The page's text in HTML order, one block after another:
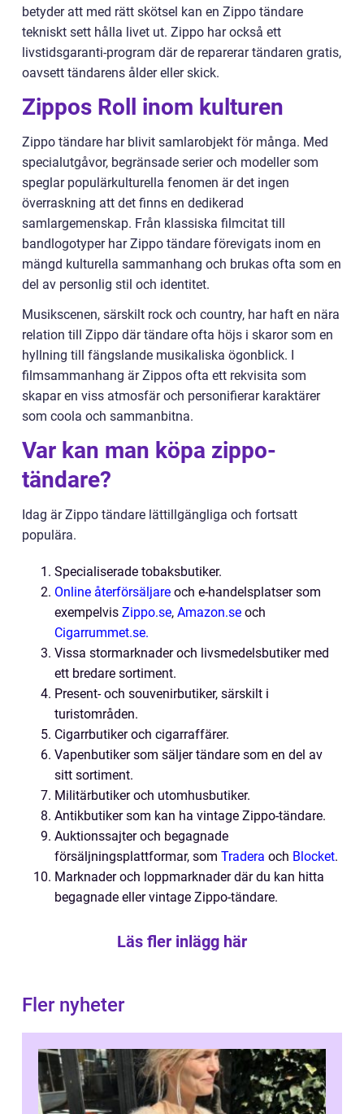
betyder att med rätt skötsel kan en Zippo tändare
tekniskt sett hålla livet ut. Zippo har också ett
livstidsgaranti-program där de reparerar tändaren gratis,
oavsett tändarens ålder eller skick.
Zippos Roll inom kulturen
Zippo tändare har blivit samlarobjekt för många. Med
specialutgåvor, begränsade serier och modeller som
speglar populärkulturella fenomen är det ingen
överraskning att det finns en dedikerad
samlargemenskap. Från klassiska filmcitat till
bandlogotyper har Zippo tändare förevigats inom en
mängd kulturella sammanhang och brukas ofta som en
del av personlig stil och identitet.
Musikscenen, särskilt rock och country, har haft en nära
relation till Zippo där tändare ofta höjs i skaror som en
hyllning till fängslande musikaliska ögonblick. I
filmsammanhang är Zippos ofta ett rekvisita som
skapar en viss atmosfär och personifierar karaktärer
som coola och sammanbitna.
Var kan man köpa zippo-
tändare?
Idag är Zippo tändare lättillgängliga och fortsatt
populära.
Specialiserade tobaksbutiker.
Online återförsäljare och e-handelsplatser som
exempelvis Zippo.se, Amazon.se och
Cigarrummet.se.
Vissa stormarknader och livsmedelsbutiker med
ett bredare sortiment.
Present- och souvenirbutiker, särskilt i
turistområden.
Cigarrbutiker och cigarraffärer.
Vapenbutiker som säljer tändare som en del av
sitt sortiment.
Militärbutiker och utomhusbutiker.
Antikbutiker som kan ha vintage Zippo-tändare.
Auktionssajter och begagnade
försäljningsplattformar, som Tradera och Blocket.
Marknader och loppmarknader där du kan hitta
begagnade eller vintage Zippo-tändare.
Läs fler inlägg här
Fler nyheter